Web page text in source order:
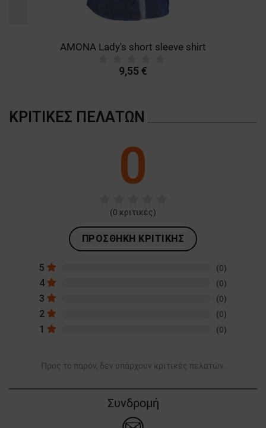
AMONA Lady's short sleeve shirt
9,55 €
ΚΡΙΤΙΚΈΣ ΠΕΛΑΤΏΝ
0
(0 κριτικές)
ΠΡΟΣΘΉΚΗ ΚΡΙΤΙΚΉΣ
5 (0)
4 (0)
3 (0)
2 (0)
1 (0)
Προς το παρόν, δεν υπάρχουν κριτικές πελατών.
Συνδρομή